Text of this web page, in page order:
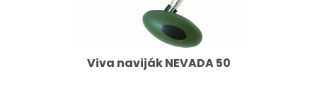
Viva naviják NEVADA 50